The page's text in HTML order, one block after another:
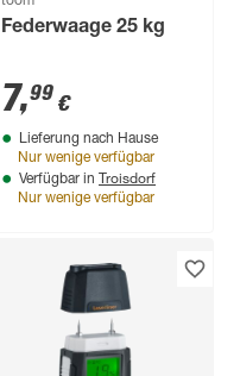
Federwaage 25 kg
7,99 €
Lieferung nach Hause
Nur wenige verfügbar
Verfügbar in Troisdorf
Nur wenige verfügbar